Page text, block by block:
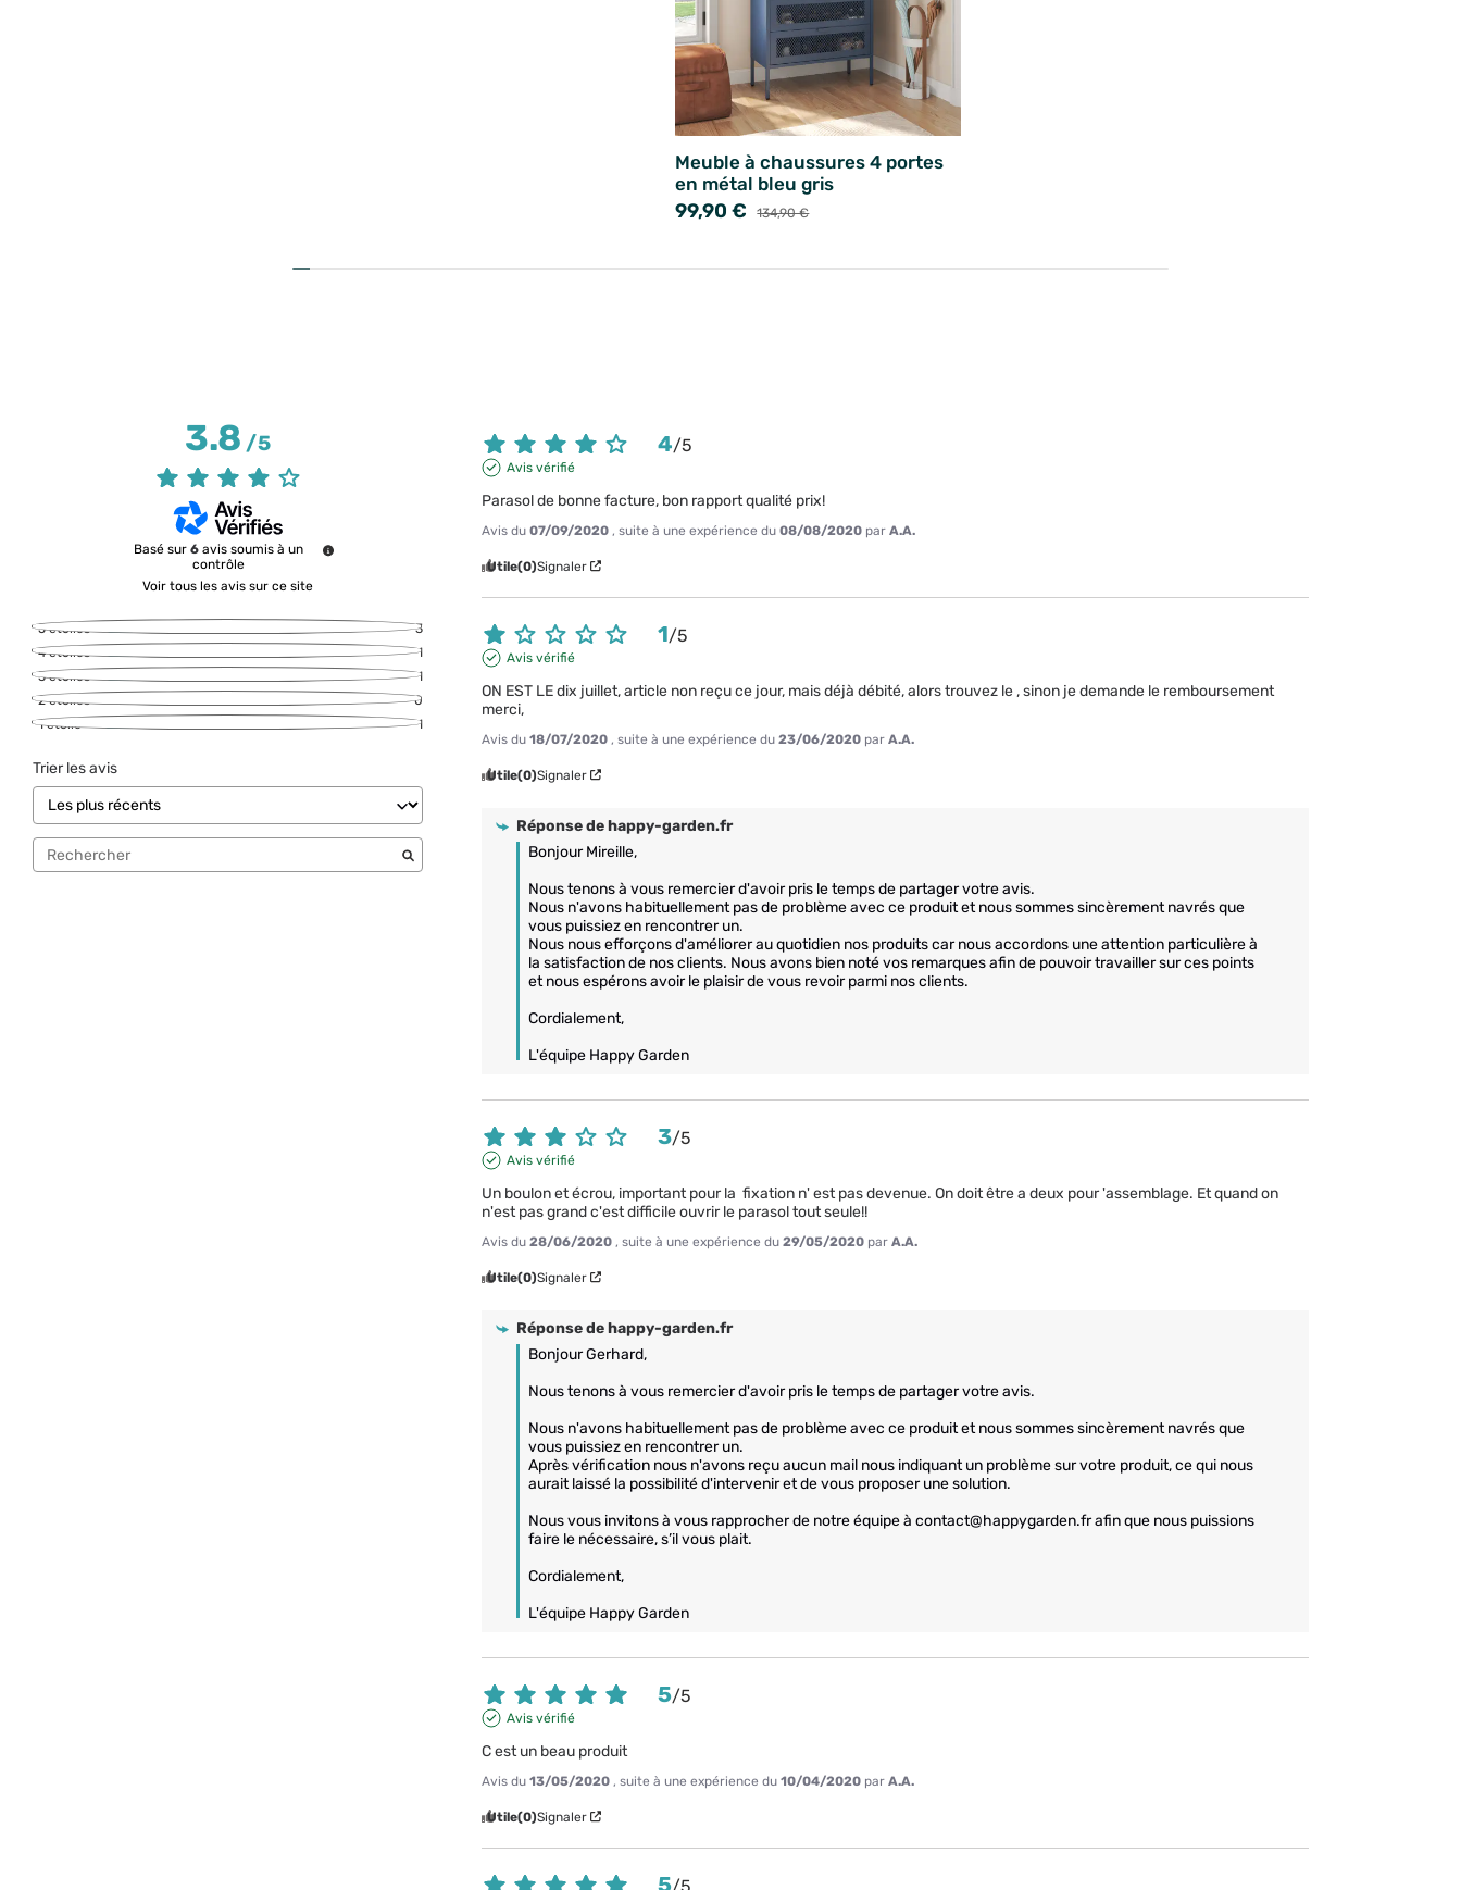
Meuble à chaussures 4 portes
en métal bleu gris
99,90 € 134,90 €
3.8/5
Basé sur 6 avis soumis à un
contrôle
Voir tous les avis sur ce site
5étoiles
3
4étoiles
1
3étoiles
1
2étoiles
0
1étoile 1
Trier les avis
4/5
Avis vérifié
Parasol de bonne facture, bon rapport qualité prix!
Avis du07/09/2020 , suite à une expérience du08/08/2020 parA.A.
Utile(0)Signaler
1/5
Avis vérifié
ON EST LE dix juillet, article non reçu ce jour, mais déjà débité, alors trouvez le , sinon je demande le remboursement
merci,
Avis du18/07/2020 , suite à une expérience du23/06/2020 parA.A.
Utile(0)Signaler
Réponse dehappy-garden.fr
Bonjour Mireille,
Nous tenons à vous remercier d'avoir pris le temps de partager votre avis.
Nous n'avons habituellement pas de problème avec ce produit et nous sommes sincèrement navrés que
vous puissiez en rencontrer un.
Nous nous efforçons d'améliorer au quotidien nos produits car nous accordons une attention particulière à
la satisfaction de nos clients. Nous avons bien noté vos remarques afin de pouvoir travailler sur ces points
et nous espérons avoir le plaisir de vous revoir parmi nos clients.
Cordialement,
3/5
Avis vérifié
Un boulon et écrou, important pour la  fixation n' est pas devenue. On doit être a deux pour 'assemblage. Et quand on
n'est pas grand c'est difficile ouvrir le parasol tout seule!!
Avis du28/06/2020 , suite à une expérience du29/05/2020 parA.A.
Utile(0)Signaler
Réponse dehappy-garden.fr
Bonjour Gerhard,
Nous tenons à vous remercier d'avoir pris le temps de partager votre avis.
Nous n'avons habituellement pas de problème avec ce produit et nous sommes sincèrement navrés que
vous puissiez en rencontrer un.
Après vérification nous n'avons reçu aucun mail nous indiquant un problème sur votre produit, ce qui nous
aurait laissé la possibilité d'intervenir et de vous proposer une solution.
Nous vous invitons à vous rapprocher de notre équipe à contact@happygarden.fr afin que nous puissions
faire le nécessaire, s’il vous plait.
Cordialement,
L'équipe Happy Garden
5/5
Avis vérifié
C est un beau produit
Avis du13/05/2020 , suite à une expérience du10/04/2020 parA.A.
Utile(0)Signaler
5/5